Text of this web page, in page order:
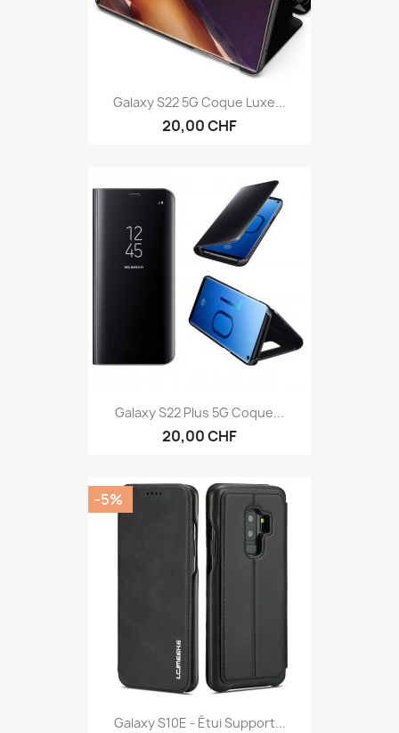
Galaxy S22 5G Coque Luxe...
20,00 CHF
Galaxy S22 Plus 5G Coque...
20,00 CHF
Galaxy S10E - Étui Support...
-5%